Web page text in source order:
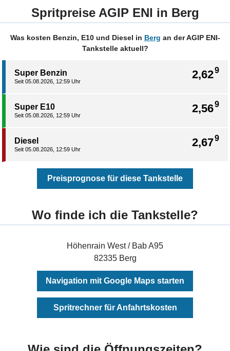
Spritpreise AGIP ENI in Berg
Was kosten Benzin, E10 und Diesel in Berg an der AGIP ENI-
Tankstelle aktuell?
2,629
Super Benzin
Seit 05.08.2026, 12:59 Uhr
2,569
Super E10
Seit 05.08.2026, 12:59 Uhr
2,679
Diesel
Seit 05.08.2026, 12:59 Uhr
Preisprognose für diese Tankstelle
Wo finde ich die Tankstelle?
Höhenrain West / Bab A95
82335 Berg
Navigation mit Google Maps starten
Spritrechner für Anfahrtskosten